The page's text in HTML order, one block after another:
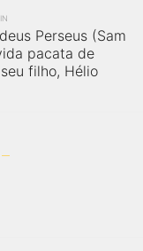
Perseus (Sam
pacata de
filho, Hélio